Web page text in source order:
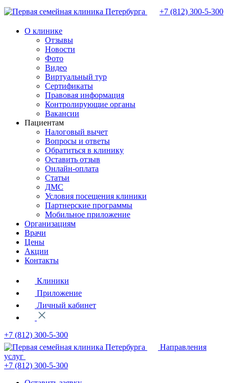
+7 (812) 300-5-300
О клинике
Отзывы
Новости
Фото
Видео
Виртуальный тур
Сертификаты
Правовая информация
Контролирующие органы
Вакансии
Пациентам
Налоговый вычет
Вопросы и ответы
Обратиться в клинику
Оставить отзыв
Онлайн-оплата
Статьи
ДМС
Условия посещения клиники
Партнерские программы
Мобильное приложение
Организациям
Врачи
Цены
Акции
Контакты
Клиники
Приложение
Личный кабинет
+7 (812) 300-5-300
Направления
услуг
+7 (812) 300-5-300